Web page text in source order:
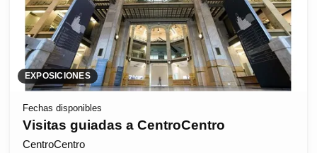
EXPOSICIONES
Fechas disponibles
Visitas guiadas a CentroCentro
CentroCentro